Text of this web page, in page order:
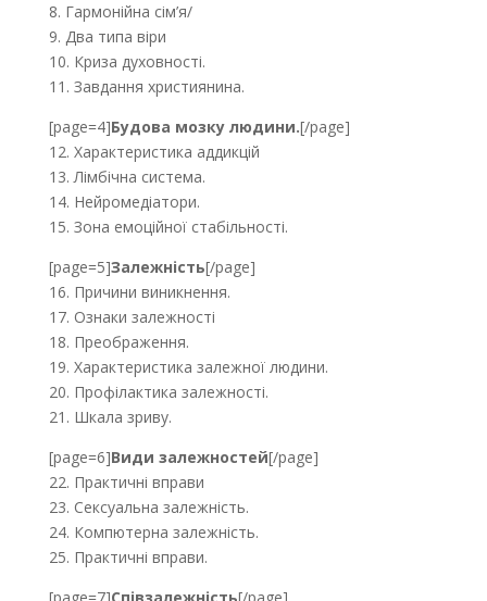
8. Гармонійна сім’я/
9. Два типа віри
10. Криза духовності.
11. Завдання християнина.
[page=4]Будова мозку людини.[/page]
12. Характеристика аддикцій
13. Лімбічна система.
14. Нейромедіатори.
15. Зона емоційної стабільності.
[page=5]Залежність[/page]
16. Причини виникнення.
17. Ознаки залежності
18. Преображення.
19. Характеристика залежної людини.
20. Профілактика залежності.
21. Шкала зриву.
[page=6]Види залежностей[/page]
22. Практичні вправи
23. Сексуальна залежність.
24. Компютерна залежність.
25. Практичні вправи.